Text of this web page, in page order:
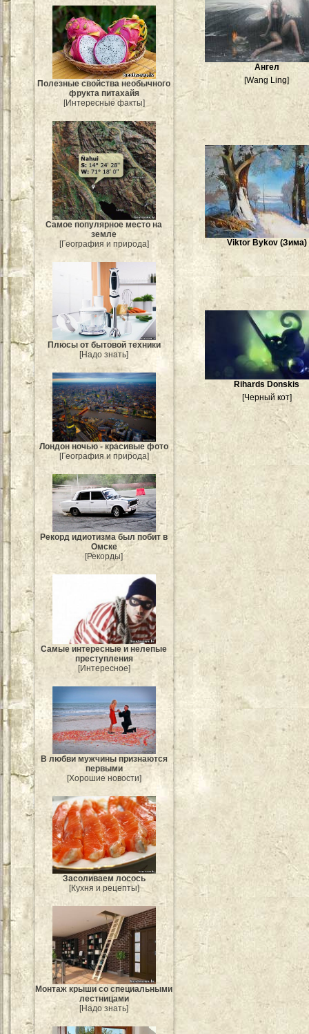
Полезные свойства необычного
фрукта питахайя
[Интересные факты]
Самое популярное место на
земле
[География и природа]
Плюсы от бытовой техники
[Надо знать]
Лондон ночью - красивые фото
[География и природа]
Рекорд идиотизма был побит в
Омске
[Рекорды]
Самые интересные и нелепые
преступления
[Интересное]
В любви мужчины признаются
первыми
[Хорошие новости]
Засоливаем лосось
[Кухня и рецепты]
Монтаж крыши со специальными
лестницами
[Надо знать]
Ангел
[Wang Ling]
Viktor Bykov (Зима)
Rihards Donskis
[Черный кот]